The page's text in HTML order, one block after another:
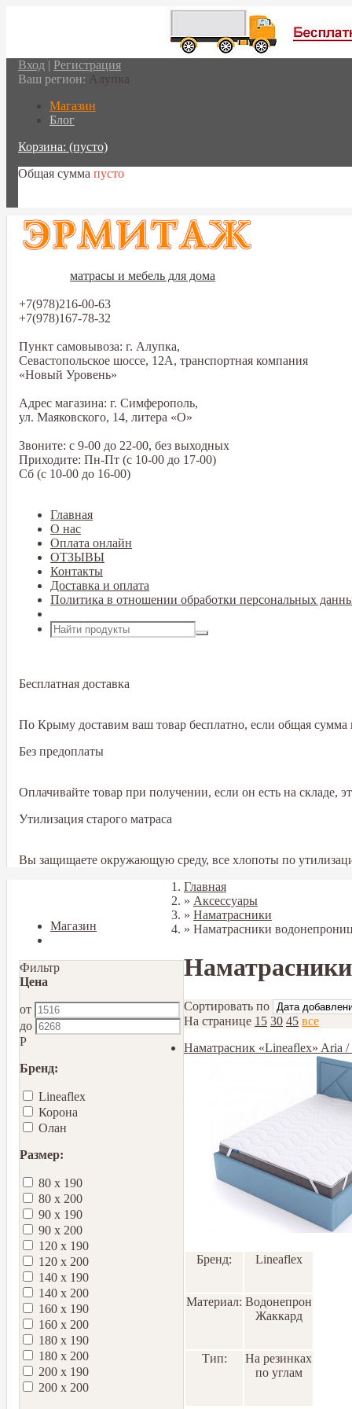
Вход | Регистрация
Ваш регион: Алупка
Магазин
Блог
Корзина: (пусто)
Общая сумма пусто
матрасы и мебель для дома
+7(978)216-00-63
+7(978)167-78-32
Пункт самовывоза: г. Алупка,
Севастопольское шоссе, 12А, транспортная компания
«Новый Уровень»
Адрес магазина: г. Симферополь,
ул. Маяковского, 14, литера «О»
Звоните: с 9-00 до 22-00, без выходных
Приходите: Пн-Пт (с 10-00 до 17-00)
Сб (с 10-00 до 16-00)
Главная
О нас
Оплата онлайн
ОТЗЫВЫ
Контакты
Доставка и оплата
Политика в отношении обработки персональных
Бесплатная доставка
По Крыму доставим ваш товар бесплатно, если общая сумма
Без предоплаты
Оплачивайте товар при получении, если он есть на складе,
Утилизация старого матраса
Вы защищаете окружающую среду, все хлопоты по
Магазин
Фильтр
Цена
от
до
Р
Бренд:
Lineaflex
Корона
Олан
Размер:
80 х 190
80 х 200
90 х 190
90 х 200
120 х 190
120 х 200
140 х 190
140 х 200
160 х 190
160 х 200
180 х 190
180 х 200
200 х 190
200 х 200
Главная
» Аксессуары
» Наматрасники
» Наматрасники
Сортировать по
На странице 15 30 45 все
Наматрасник «Lineaflex» Aria
Бренд: Lineaflex
Материал:
Жаккард
Тип:
На резинках
по углам